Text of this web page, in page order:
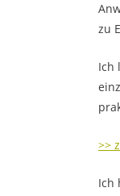
zu
Ich
>>
Ich